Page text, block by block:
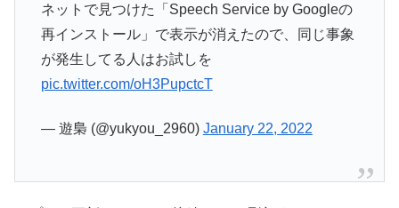
ネットで見つけた「Speech Service by Googleの
再インストール」で表示が消えたので、同じ事象
が発生してる人はお試しを
pic.twitter.com/oH3PupctcT
— 遊梟 (@yukyou_2960) January 22, 2022